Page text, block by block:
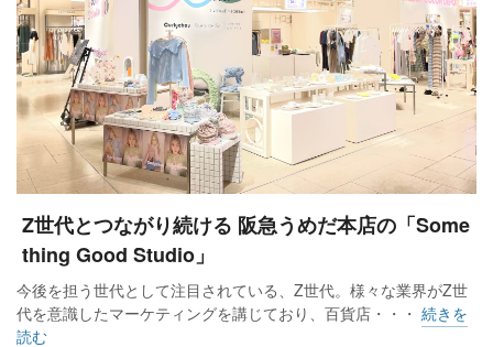
Z世代とつながり続ける 阪急うめだ本店の「Some
thing Good Studio」
今後を担う世代として注目されている、Z世代。様々な業界がZ世
代を意識したマーケティングを講じており、百貨店・・・ 続きを
読む